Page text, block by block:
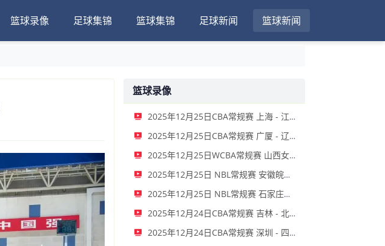
篮球录像 足球集锦 篮球集锦 足球新闻 篮球新闻
篮球录像
2025年12月25日CBA常规赛 上海 - 江苏 全场录像
2025年12月25日CBA常规赛 广厦 - 辽宁 全场录像
2025年12月25日WCBA常规赛 山西女篮 - 广东女篮 全场录像
2025年12月25日 NBL常规赛 安徽皖江龙 VS 山东蜜獾 全场录像
2025年12月25日 NBL常规赛 石家庄翔蓝 VS 张家口体文旅 全场录像
2025年12月24日CBA常规赛 吉林 - 北控 全场录像
2025年12月24日CBA常规赛 深圳 - 四川 全场录像